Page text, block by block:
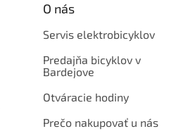
O nás
Servis elektrobicyklov
Predajňa bicyklov v
Bardejove
Otváracie hodiny
Prečo nakupovať u nás